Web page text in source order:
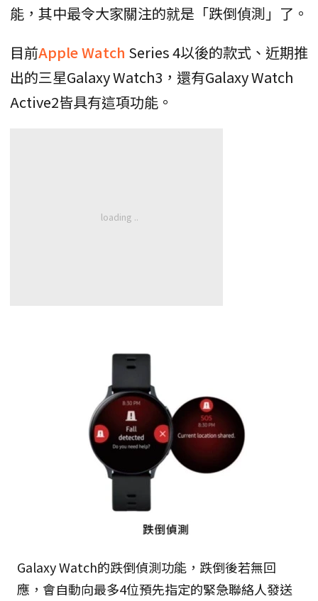
能，其中最令大家關注的就是「跌倒偵測」了。
目前Apple Watch Series 4以後的款式、近期推
出的三星Galaxy Watch3，還有Galaxy Watch
Active2皆具有這項功能。
Galaxy Watch的跌倒偵測功能，跌倒後若無回
應，會自動向最多4位預先指定的緊急聯絡人發送